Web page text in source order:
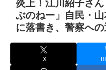
炎上！江川紹子さ
ぶのねー」自民・
に落書き、警察へ
X